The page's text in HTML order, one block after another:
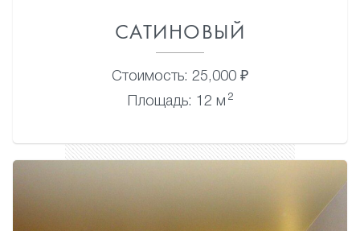
САТИНОВЫЙ
Стоимость: 25,000 ₽
Площадь: 12 м 2